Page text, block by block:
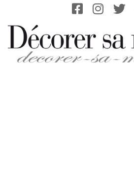
content